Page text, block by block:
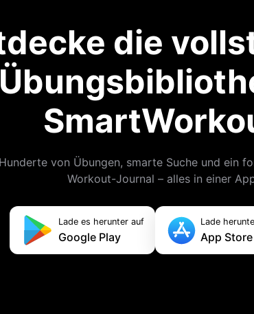
die
Hunderte von Übungen, smarte Suche und ein
Workout-Journal – alles in einer
Lade es herunter auf
Google Play
Lade
App Store